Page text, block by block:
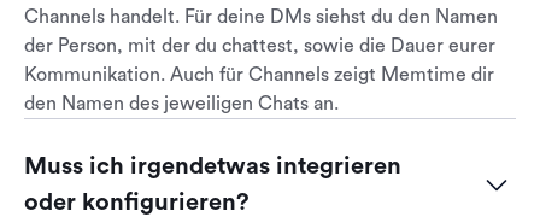
Channels handelt. Für deine DMs siehst du den Namen
der Person, mit der du chattest, sowie die Dauer eurer
Kommunikation. Auch für Channels zeigt Memtime dir
den Namen des jeweiligen Chats an.
Muss ich irgendetwas integrieren
oder konfigurieren?